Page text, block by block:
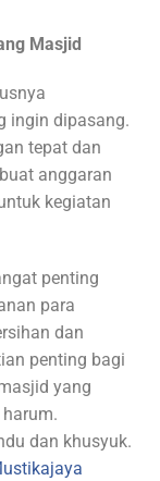
Masjid
ingin dipasang.
tepat dan
anggaran
kegiatan
penting
para
dan
penting bagi
yang
dan khusyuk.